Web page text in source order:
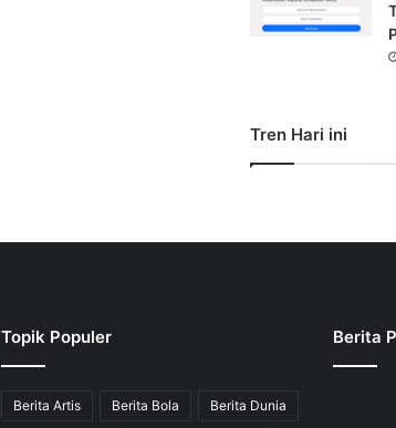
Tren Hari ini
Topik Populer
Berita Artis Berita Bola Berita Dunia
Berita